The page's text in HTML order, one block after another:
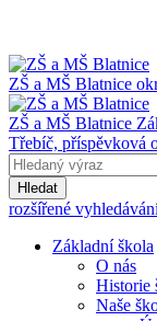
ZŠ a MŠ Blatnice
ZŠ a MŠ Blatnice
Třebíč, příspěvková
Hledat
rozšířené
Základní škola
O nás
Historie
Naše